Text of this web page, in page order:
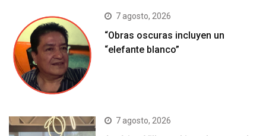
7 agosto, 2026
“Obras oscuras incluyen un
“elefante blanco”
7 agosto, 2026